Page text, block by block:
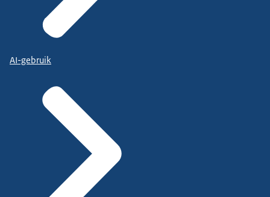
AI-gebruik